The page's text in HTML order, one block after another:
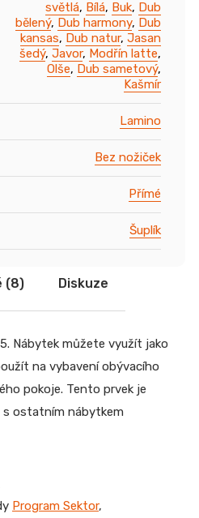
světlá, Bílá, Buk, Dub
bělený, Dub harmony, Dub
kansas, Dub natur, Jasan
šedý, Javor, Modřín latte,
Olše, Dub sametový,
Kašmír
Lamino
Bez nožiček
Přímé
Šuplík
(8) Diskuze
Nábytek můžete využít jako
na vybavení obývacího
pokoje. Tento prvek je
ostatním nábytkem
Program Sektor,